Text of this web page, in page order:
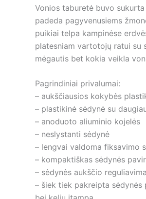
Vonios taburetė buvo
padeda pagyvenusiems
puikiai telpa kampinėse
platesniam vartotojų ratui su
mėgautis bet kokia veikla
Pagrindiniai privalumai:
– aukščiausios kokybės
– plastikinė sėdynė su
– anoduoto aliuminio kojelės
– neslystanti sėdynė
– lengvai valdoma fiksavimo
– kompaktiškas sėdynės
– sėdynės aukščio
– šiek tiek pakreipta